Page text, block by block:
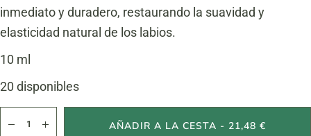
inmediato y duradero, restaurando la suavidad y
elasticidad natural de los labios.
10 ml
20 disponibles
AÑADIR A LA CESTA - 21,48 €